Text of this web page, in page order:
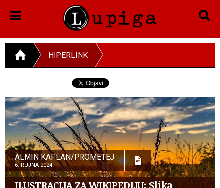
HIPERLINK
ALMIN KAPLAN/PROMETEJ
6. RUJNA 2024.
ILUSTRACIJA ZA WIKIPEDIJU: Slika